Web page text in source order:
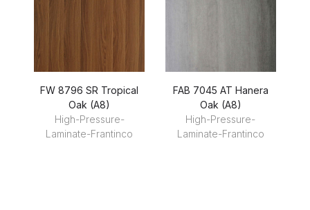
FW 8796 SR Tropical
Oak (A8)
High-Pressure-
Laminate-Frantinco
FAB 7045 AT Hanera
Oak (A8)
High-Pressure-
Laminate-Frantinco